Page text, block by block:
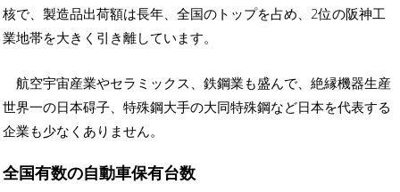
核で、製造品出荷額は長年、全国のトップを占め、2位の阪神工
業地帯を大きく引き離しています。
航空宇宙産業やセラミックス、鉄鋼業も盛んで、絶縁機器生産
世界一の日本碍子、特殊鋼大手の大同特殊鋼など日本を代表する
企業も少なくありません。
全国有数の自動車保有台数